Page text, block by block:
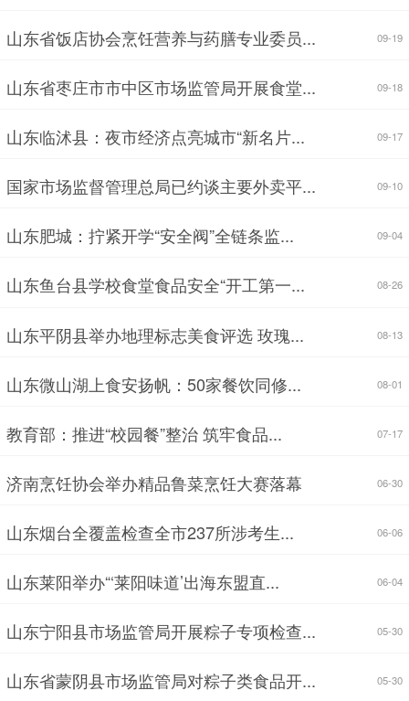
山东省饭店协会烹饪营养与药膳专业委员... 09-19
山东省枣庄市市中区市场监管局开展食堂... 09-18
山东临沭县：夜市经济点亮城市“新名片... 09-17
国家市场监督管理总局已约谈主要外卖平... 09-10
山东肥城：拧紧开学“安全阀”全链条监... 09-04
山东鱼台县学校食堂食品安全“开工第一... 08-26
山东平阴县举办地理标志美食评选 玫瑰... 08-13
山东微山湖上食安扬帆：50家餐饮同修... 08-01
教育部：推进“校园餐”整治 筑牢食品... 07-17
济南烹饪协会举办精品鲁菜烹饪大赛落幕 06-30
山东烟台全覆盖检查全市237所涉考生... 06-06
山东莱阳举办“‘莱阳味道’出海东盟直... 06-04
山东宁阳县市场监管局开展粽子专项检查... 05-30
山东省蒙阴县市场监管局对粽子类食品开... 05-30